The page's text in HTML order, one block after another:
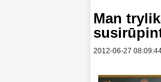
Man
2012-06-27